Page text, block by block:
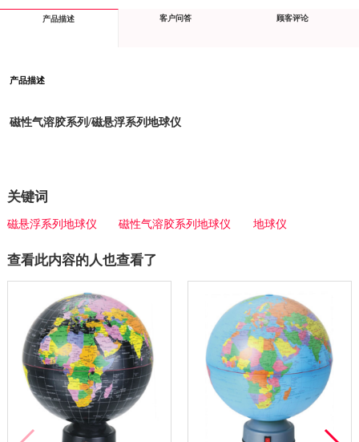
产品描述 客户问答 顾客评论
产品描述
磁性气溶胶系列/磁悬浮系列地球仪
关键词
磁悬浮系列地球仪 磁性气溶胶系列地球仪 地球仪
查看此内容的人也查看了